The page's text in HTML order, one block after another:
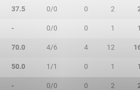
37.5 0/0 0 2
- 0/0 0 1 1
70.0 4/6 4 12
50.0 1/1 0 1 1
- 0/0 0 2